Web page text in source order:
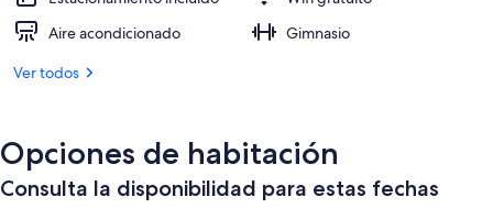
Lobby
Aire acondicionado
Gimnasio
Ver todos
Opciones de habitación
Consulta la disponibilidad para estas fechas